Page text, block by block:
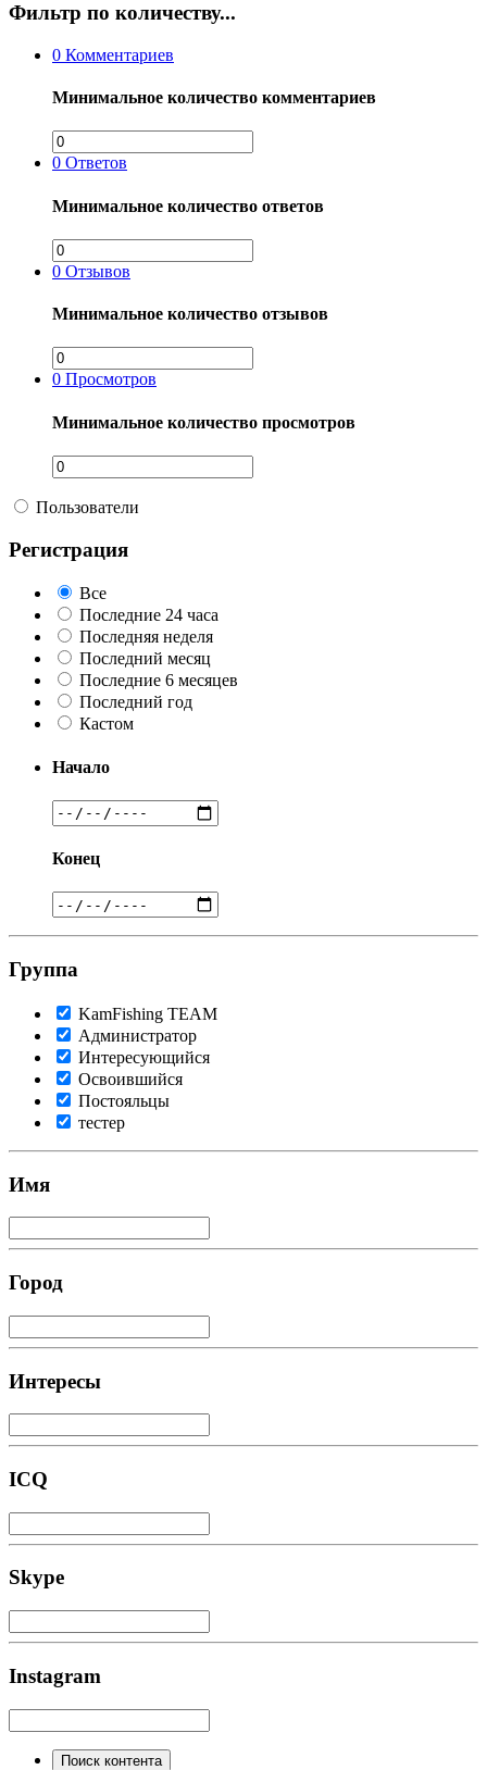
Фильтр по количеству...
0 Комментариев
Минимальное количество комментариев
0 Ответов
Минимальное количество ответов
0 Отзывов
Минимальное количество отзывов
0 Просмотров
Минимальное количество просмотров
Пользователи
Регистрация
Все
Последние 24 часа
Последняя неделя
Последний месяц
Последние 6 месяцев
Последний год
Кастом
Начало
Конец
Группа
KamFishing TEАМ
Администратор
Интересующийся
Освоившийся
Постояльцы
тестер
Имя
Город
Интересы
ICQ
Skype
Instagram
Поиск контента